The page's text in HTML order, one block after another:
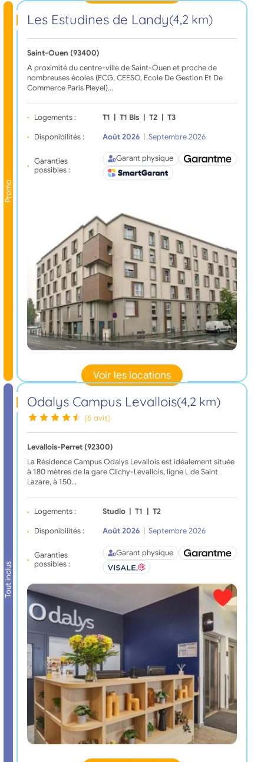
Promo
Les Estudines de Landy(4,2 km)
Saint-Ouen (93400)
A proximité du centre-ville de Saint-Ouen et proche de
nombreuses écoles (ECG, CEESO, Ecole De Gestion Et De
Commerce Paris Pleyel)…
Logements : T1 | T1 Bis | T2 | T3
Disponibilités : Août 2026 | Septembre 2026
Garanties
possibles :
Garant physique
Voir les locations
Tout inclus
Odalys Campus Levallois(4,2 km)
(6 avis)
Levallois-Perret (92300)
La Résidence Campus Odalys Levallois est idéalement située
à 180 mètres de la gare Clichy-Levallois, ligne L de Saint
Lazare, à 150…
Logements : Studio T1 T2
Disponibilités : Août 2026 Septembre 2026
Garanties
possibles :
Garant physique